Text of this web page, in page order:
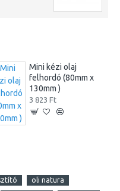
Mini kézi olaj
felhordó (80mm x
130mm )
3 823 Ft
oli natura